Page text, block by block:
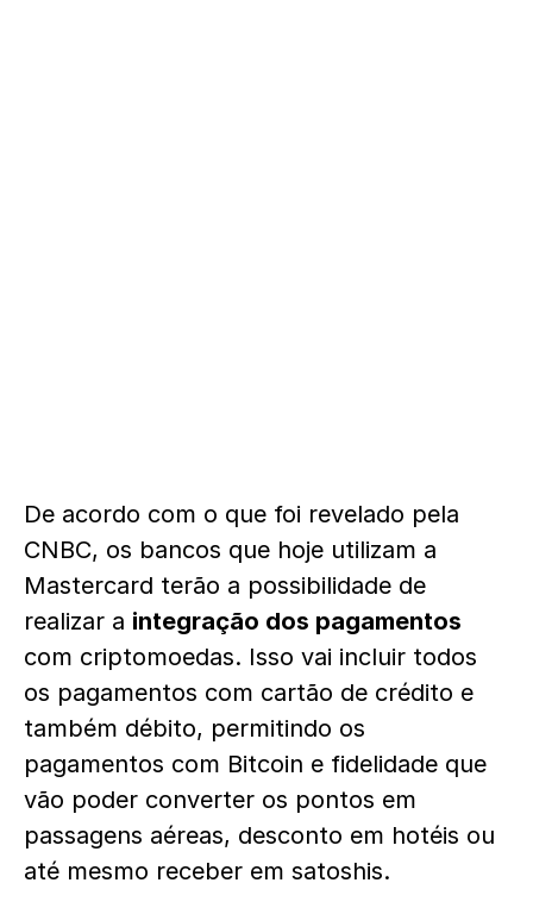
De acordo com o que foi revelado pela
CNBC, os bancos que hoje utilizam a
Mastercard terão a possibilidade de
realizar a integração dos pagamentos
com criptomoedas. Isso vai incluir todos
os pagamentos com cartão de crédito e
também débito, permitindo os
pagamentos com Bitcoin e fidelidade que
vão poder converter os pontos em
passagens aéreas, desconto em hotéis ou
até mesmo receber em satoshis.